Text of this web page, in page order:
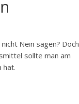
Nein sagen? Doch
sollte man am
hat.